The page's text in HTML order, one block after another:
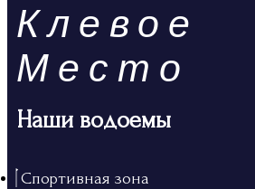
Клевое
Место
Наши водоемы
Спортивная зона